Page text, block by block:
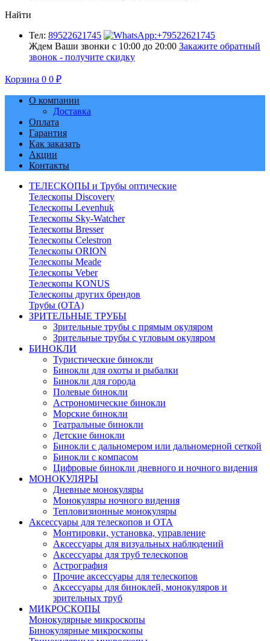
Найти
Тел: 89522621745
Ждем Ваши звонки с 10:00 до 20:00 Закажите обратный
звонок - получите скидку
Корзина 0 0 ₽
О компании
Доставка
Оплата
Гарантия
Как заказать
Акции
Контакты
ТЕЛЕСКОПЫ и Трубы оптические
Телескопы Discovery
Телескопы Levenhuk
Телескопы Sky-Watcher
Телескопы Bresser
Телескопы Celestron
Телескопы ORION
Телескопы Meade
Телескопы Veber
Телескопы KONUS
Телескопы других брендов
Трубы (ОТА)
ЗРИТЕЛЬНЫЕ ТРУБЫ
Зрительные трубы с прямым окуляром
Зрительные трубы с угловым окуляром
БИНОКЛИ
Туристические бинокли
Бинокли для охоты и рыбалки
Бинокли для города
Полевые бинокли
Астрономические бинокли
Морские бинокли
Театральные бинокли
Детские бинокли
Бинокли с дальномером или дальномерной сеткой
Бинокли с компасом
Цифровые бинокли дневного и ночного видения
МОНОКУЛЯРЫ
Дневные монокуляры
Монокуляры ночного видения
Тепловизионные монокуляры
Аксессуары для телескопов и ОТА
Монтировки, установка, управление
Аксессуары для визуальных наблюдений
Аксессуары для труб телескопов
Астрография
Прочие аксессуары для телескопов
Аксессуары для биноклей, монокуляров и
зрительных труб
МИКРОСКОПЫ
Монокулярные микроскопы
Бинокулярные микроскопы